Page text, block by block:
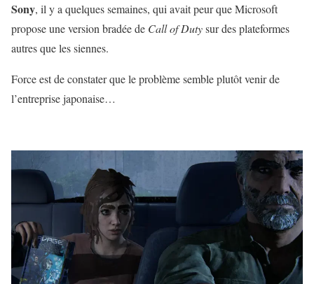
Sony, il y a quelques semaines, qui avait peur que Microsoft
propose une version bradée de Call of Dutysur des plateformes
autres que les siennes.
Force est de constater que le problème semble plutôt venir de
l’entreprise japonaise…